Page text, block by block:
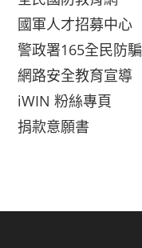
國軍人才招募中心
警政署165全民防騙
網路安全教育宣導
iWIN 粉絲專頁
捐款意願書